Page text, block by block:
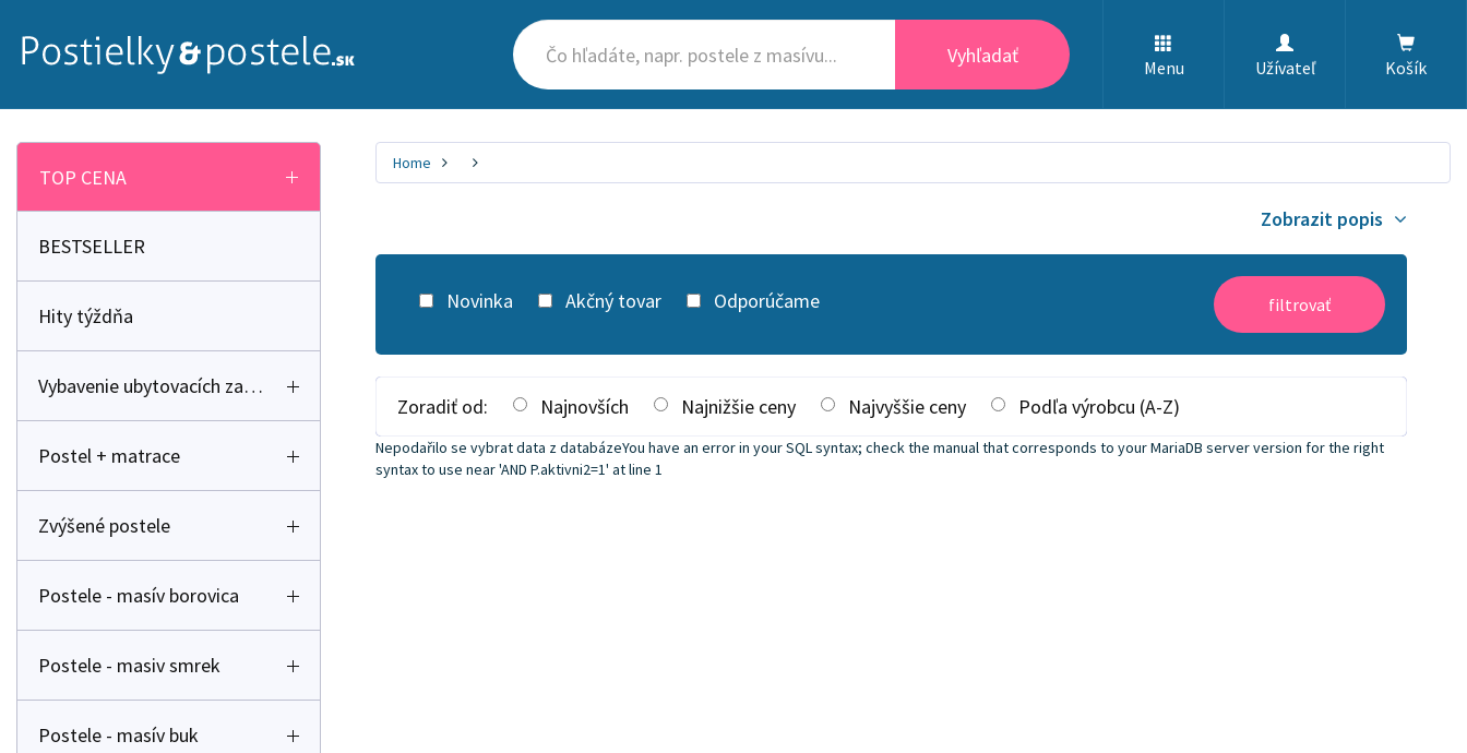
Vyhľadať
Menu Užívateľ Košík
TOP CENA
BESTSELLER
Hity týždňa
Vybavenie ubytovacích zariadení
Postel + matrace
Zvýšené postele
Postele - masív borovica
Postele - masiv smrek
Postele - masív buk
Home
Zobrazit popis
Novinka Akčný tovar Odporúčame filtrovať
Zoradiť od: Najnovších Najnižšie ceny Najvyššie ceny Podľa výrobcu (A-Z)
Nepodařilo se vybrat data z databázeYou have an error in your SQL syntax; check the manual that corresponds to your MariaDB server version for the right
syntax to use near 'AND P.aktivni2=1' at line 1